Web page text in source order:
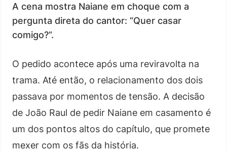
A cena mostra Naiane em choque com a
pergunta direta do cantor: “Quer casar
comigo?”.
O pedido acontece após uma reviravolta na
trama. Até então, o relacionamento dos dois
passava por momentos de tensão. A decisão
de João Raul de pedir Naiane em casamento é
um dos pontos altos do capítulo, que promete
mexer com os fãs da história.